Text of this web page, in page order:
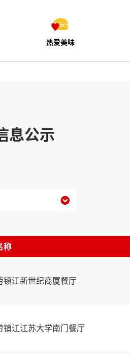
热爱美味
息公示

称
镇江新世纪商厦餐厅
镇江江苏大学南门餐厅